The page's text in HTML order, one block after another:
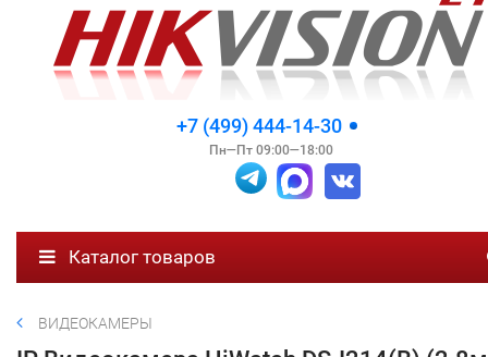
+7 (499) 444-14-30
Пн—Пт 09:00—18:00
Каталог товаров
ВИДЕОКАМЕРЫ